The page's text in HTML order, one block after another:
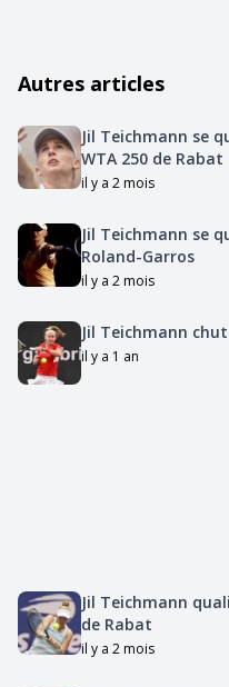
Autres articles
Jil Teichmann se
WTA 250 de Rabat
il y a 2 mois
Jil Teichmann se
Roland-Garros
il y a 2 mois
Jil Teichmann
il y a 1 an
Jil Teichmann
de Rabat
il y a 2 mois